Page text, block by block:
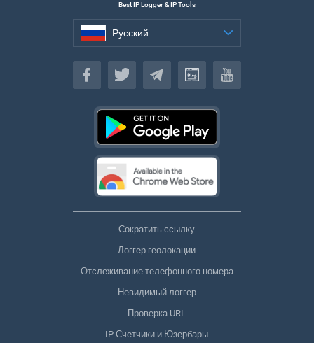
Best IP Logger & IP Tools
Русский
Русский
Сократить ссылку
Логгер геолокации
Отслеживание телефонного номера
Невидимый логгер
Проверка URL
IP Счетчики и Юзербары